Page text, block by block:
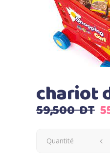
chariot
59,500DT
Quantité